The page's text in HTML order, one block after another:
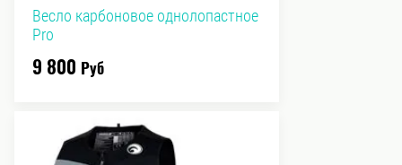
Весло карбоновое однолопастное
Pro
9 800 Руб